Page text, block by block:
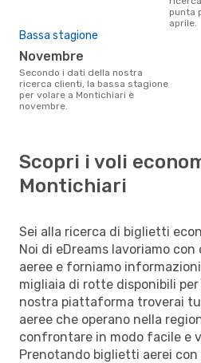
punta
aprile.
Bassa stagione
novembre
Secondo i dati della nostra
ricerca clienti, la bassa stagione
per volare a Montichiari è
novembre.
Scopri i voli
Montichiari
Sei alla ricerca di biglietti
Noi di eDreams lavoriamo
aeree e forniamo
migliaia di rotte disponibili
nostra piattaforma troverai
aeree che operano nella
confrontare in modo facile e
Prenotando biglietti aerei con